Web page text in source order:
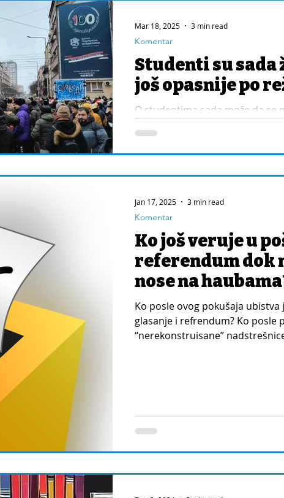
Studenti su sada
još opasnije po
O studentima sada može da se
predstavi kao zlo, a oni su sve
Komentar
Mar 18, 2025 3 min read
Ko još veruje u
referendum dok
nose na
Ko posle ovog pokušaja
glasanje i refrendum? Ko posle
“nerekonstruisane”
Komentar
Jan 17, 2025 3 min read